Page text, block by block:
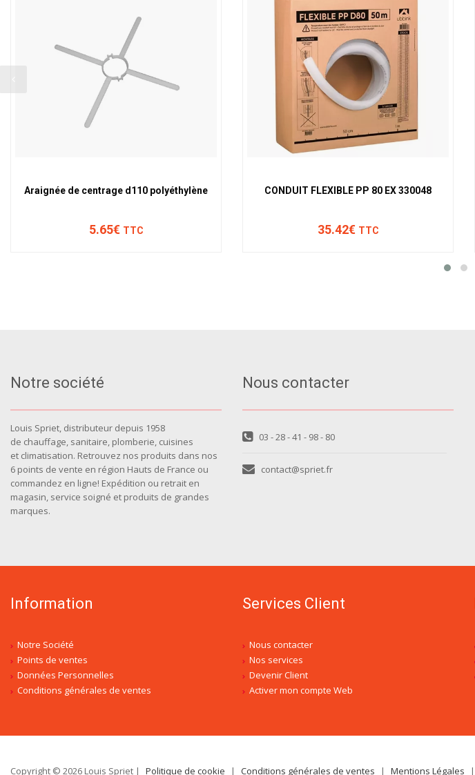
Araignée de centrage d110 polyéthylène
5.65€ TTC
CONDUIT FLEXIBLE PP 80 EX 330048
35.42€ TTC
Notre société
Louis Spriet, distributeur depuis 1958
de chauffage, sanitaire, plomberie, cuisines
et climatisation. Retrouvez nos produits dans nos
6 points de vente en région Hauts de France ou
commandez en ligne! Expédition ou retrait en
magasin, service soigné et produits de grandes
marques.
Nous contacter
03 - 28 - 41 - 98 - 80
contact@spriet.fr
Information
Notre Société
Points de ventes
Données Personnelles
Conditions générales de ventes
Services Client
Nous contacter
Nos services
Devenir Client
Activer mon compte Web
Copyright © 2026 Louis Spriet | Politique de cookie | Conditions générales de ventes | Mentions Légales |